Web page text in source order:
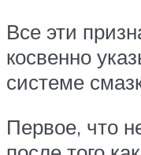
Все эти
косвенно
системе
Первое, что